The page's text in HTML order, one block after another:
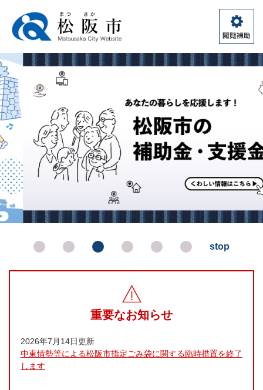
先
頭
で
す。
を
飛
ば
し
て
本
文
へ
閲
覧
補
助
stop
重要なお知らせ
2026年7月14日更新
中東情勢等による松阪市指定ごみ袋に関する臨時措置を終了
します